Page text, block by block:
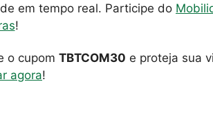
em tempo real. Participe do
!
o cupom TBTCOM30 e proteja sua
agora!